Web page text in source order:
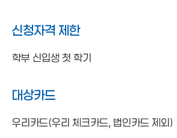
신청자격 제한
학부 신입생 첫 학기
대상카드
우리카드(우리 체크카드, 법인카드 제외)